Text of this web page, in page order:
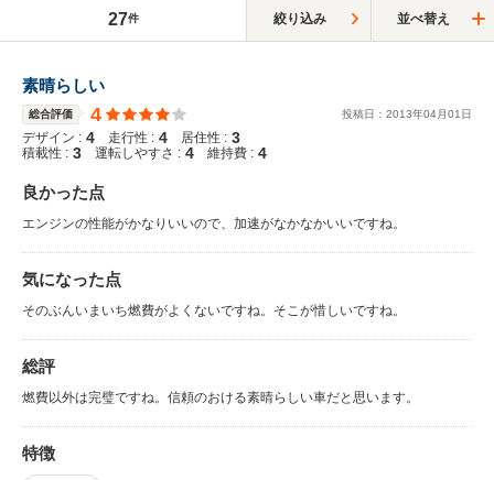
27件 絞り込み 並べ替え
素晴らしい
総合評価 4 投稿日： 2013年04月01 日
デザイン : 4 走行性 : 4 居住性 : 3
積載性 : 3 運転しやすさ : 4 維持費 : 4
良かった点
エンジンの性能がかなりいいので、加速がなかなかいいですね。
気になった点
そのぶんいまいち燃費がよくないですね。そこが惜しいですね。
総評
燃費以外は完璧ですね。信頼のおける素晴らしい車だと思います。
特徴